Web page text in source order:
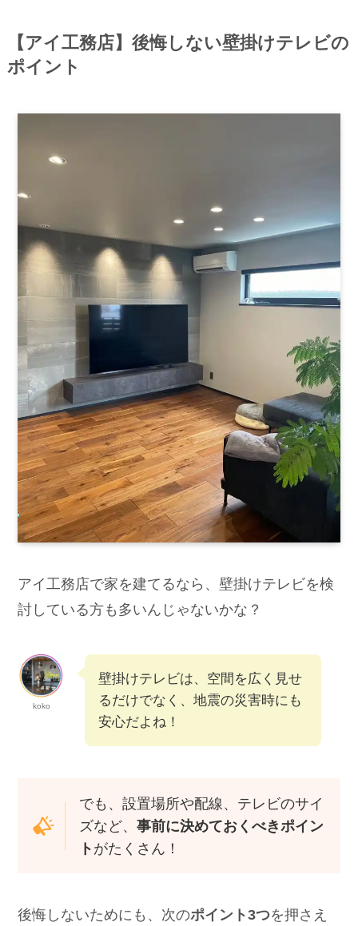
【アイ工務店】後悔しない壁掛けテレビの
ポイント
アイ工務店で家を建てるなら、壁掛けテレビを検
討している方も多いんじゃないかな？
koko
壁掛けテレビは、空間を広く見せ
るだけでなく、地震の災害時にも
安心だよね！
でも、設置場所や配線、テレビのサイ
ズなど、 事前に決めておくべきポイン
ト がたくさん！
後悔しないためにも、次のポイント3つを押さえ